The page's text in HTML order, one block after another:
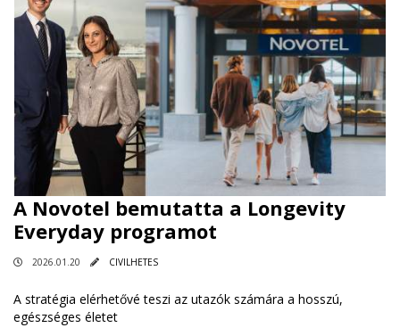
A Novotel bemutatta a Longevity
Everyday programot
2026.01.20 CIVILHETES
A stratégia elérhetővé teszi az utazók számára a hosszú,
egészséges életet